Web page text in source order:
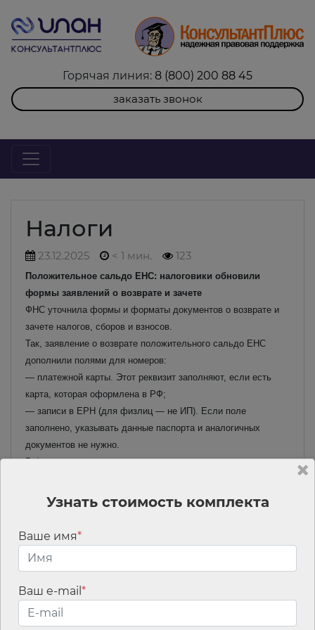
Горячая линия: 8 (800) 200 88 45
заказать звонок
Налоги
23.12.2025 < 1 мин. 123
Положительное сальдо ЕНС: налоговики обновили
формы заявлений о возврате и зачете
ФНС уточнила формы и форматы документов о возврате и
зачете налогов, сборов и взносов.
Так, заявление о возврате положительного сальдо ЕНС
дополнили полями для номеров:
— платежной карты. Этот реквизит заполняют, если есть
карта, которая оформлена в РФ;
— записи в ЕРН (для физлиц — не ИП). Если поле
заполнено, указывать данные паспорта и аналогичных
документов не нужно.
В форму заявления о возврате сумм, которые не
номер платежной карты. Убрали вид платежа — штраф.
зачета в счет обязанности другого лица дополнили полями,
в которых указывают его КПП. Уточнили поля, где отражают
зачет в счет долга, который не учитывается в совокупной
Изменения применяют с 15 января 2026 года.
Читать материал полностью
Узнать стоимость комплекта
Ваше имя*
Ваш e-mail *